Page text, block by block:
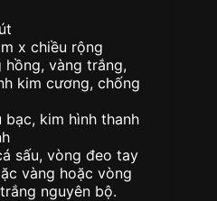
x chiều rộng
hồng, vàng trắng,
kim cương, chống
bạc, kim hình thanh
sấu, vòng đeo tay
vàng hoặc vòng
nguyên bộ.